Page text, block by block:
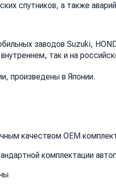
спутников, а также
заводов Suzuki,
так и на
произведены в Японии.
качеством OEM
комплектации